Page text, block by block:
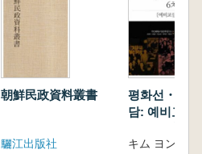
朝鮮民政資料叢書
驪江出版社
평화선・북
담: 예비교섭
会談:予備交
キム ヨンミ